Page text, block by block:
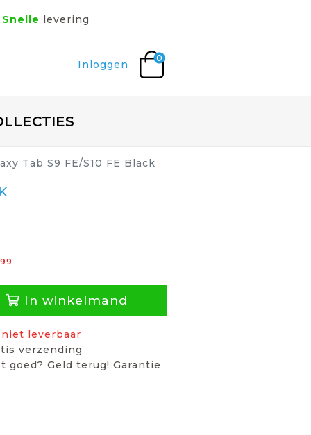
Snelle levering
Inloggen
0
Tab S9 FE/S10 FE Black
99
In winkelmand
niet leverbaar
verzending
goed? Geld terug! Garantie